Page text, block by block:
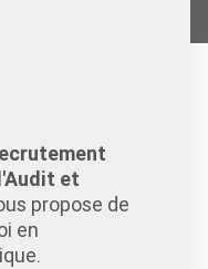
et
propose de
en